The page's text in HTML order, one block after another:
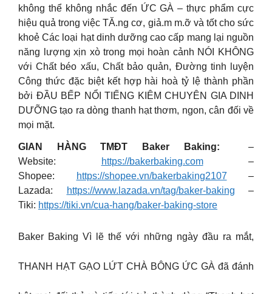
không thể không nhắc đến ỨC GÀ – thực phẩm cực
hiệu quả trong việc TĂ.ng cơ, giả.m m.ỡ và tốt cho sức
khoẻ Các loại hạt dinh dưỡng cao cấp mang lại nguồn
năng lượng xịn xò trong mọi hoàn cảnh NÓI KHÔNG
với Chất béo xấu, Chất bảo quản, Đường tinh luyện
Công thức đặc biệt kết hợp hài hoà tỷ lệ thành phần
bởi ĐẦU BẾP NỔI TIẾNG KIÊM CHUYÊN GIA DINH
DƯỠNG tạo ra dòng thanh hạt thơm, ngon, cân đối về
mọi mặt.
GIAN HÀNG TMĐT Baker Baking:
–
Website:
https://bakerbaking.com–
Shopee:
https://shopee.vn/bakerbaking2107 –
Lazada:
https://www.lazada.vn/tag/baker-baking –
Tiki: https://tiki.vn/cua-hang/baker-baking-store
Baker Baking Vì lẽ thế với những ngày đầu ra mắt,
THANH HẠT GẠO LỨT CHÀ BÔNG ỨC GÀ đã đánh